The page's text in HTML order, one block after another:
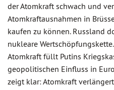
der Atomkraft schwach und
Atomkraftausnahmen in
kaufen zu können. Russland
nukleare
Atomkraft füllt Putins
geopolitischen Einfluss in
zeigt klar: Atomkraft